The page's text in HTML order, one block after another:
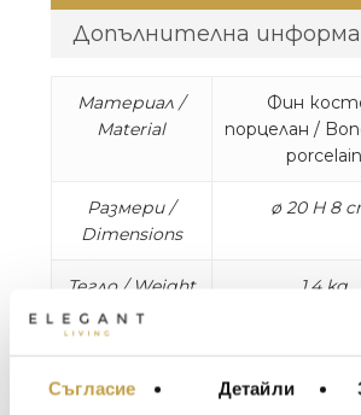
Съгласие Детайли
Допълнителна
Материал /
Material
Фин
порцелан /
porcelain
Размери /
Dimensions
ø 20 H 8
Тегло / Weight 1.4 kg
която отразява древно,
производство на керамика